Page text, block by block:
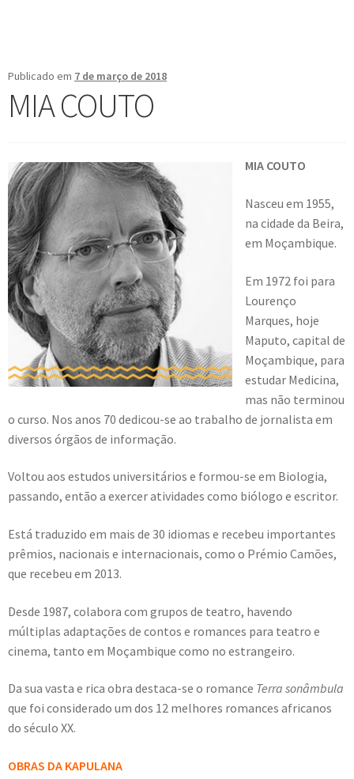
Publicado em 7 de março de 2018
MIA COUTO
MIA COUTO
Nasceu em 1955,
na cidade da Beira,
em Moçambique.
Em 1972 foi para
Lourenço
Marques, hoje
Maputo, capital de
Moçambique, para
estudar Medicina,
mas não terminou
o curso. Nos anos 70 dedicou-se ao trabalho de jornalista em
diversos órgãos de informação.
Voltou aos estudos universitários e formou-se em Biologia,
passando, então a exercer atividades como biólogo e escritor.
Está traduzido em mais de 30 idiomas e recebeu importantes
prêmios, nacionais e internacionais, como o Prémio Camões,
que recebeu em 2013.
Desde 1987, colabora com grupos de teatro, havendo
múltiplas adaptações de contos e romances para teatro e
cinema, tanto em Moçambique como no estrangeiro.
Da sua vasta e rica obra destaca-se o romance Terra sonâmbula
que foi considerado um dos 12 melhores romances africanos
do século XX.
OBRAS DA KAPULANA